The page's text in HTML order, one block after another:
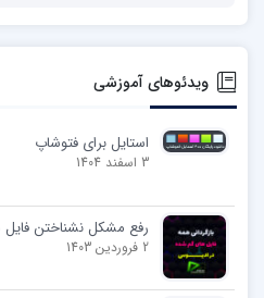
ویدئوهای آموزشی
استایل برای فتوشاپ
3 اسفند 1404
رفع مشکل نشناختن
2 فروردین 1403